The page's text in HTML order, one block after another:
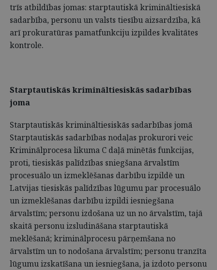
trīs atbildības jomas: starptautiskā krimināltiesiskā
sadarbība, personu un valsts tiesību aizsardzība, kā
arī prokuratūras pamatfunkciju izpildes kvalitātes
kontrole.
Starptautiskās krimināltiesiskās sadarbības
joma
Starptautiskās krimināltiesiskās sadarbības jomā
Starptautiskās sadarbības nodaļas prokurori veic
Kriminālprocesa likuma C daļā minētās funkcijas,
proti, tiesiskās palīdzības sniegšana ārvalstīm
procesuālo un izmeklēšanas darbību izpildē un
Latvijas tiesiskās palīdzības lūgumu par procesuālo
un izmeklēšanas darbību izpildi iesniegšana
ārvalstīm; personu izdošana uz un no ārvalstīm, tajā
skaitā personu izsludināšana starptautiskā
meklēšanā; kriminālprocesu pārņemšana no
ārvalstīm un to nodošana ārvalstīm; personu tranzīta
lūgumu izskatīšana un iesniegšana, ja izdoto personu